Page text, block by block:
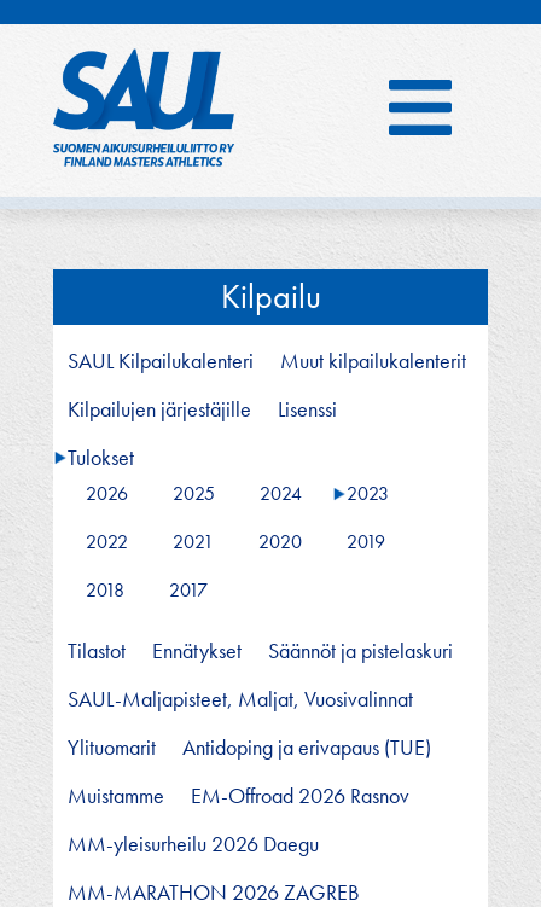
Kilpailu
SAUL Kilpailukalenteri
Muut kilpailukalenterit
Kilpailujen järjestäjille
Lisenssi
Tulokset
2026 2025 2024
2023
2022
2021 2020
2019
2018
2017
Tilastot Ennätykset
Säännöt ja pistelaskuri
SAUL-Maljapisteet, Maljat, Vuosivalinnat
Ylituomarit
Antidoping ja erivapaus (TUE)
Muistamme
EM-Offroad 2026 Rasnov
MM-yleisurheilu 2026 Daegu
MM-MARATHON 2026 ZAGREB